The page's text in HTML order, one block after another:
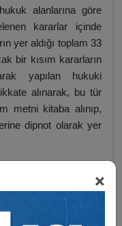
×
alanlarına göre
kararlar içinde
yer aldığı toplam 33
bir kısım kararların
yapılan hukuki
alınarak, bu tür
metni kitaba alınıp,
dipnot olarak yer